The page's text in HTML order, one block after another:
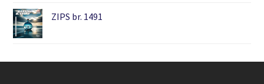
ZIPS br. 1491